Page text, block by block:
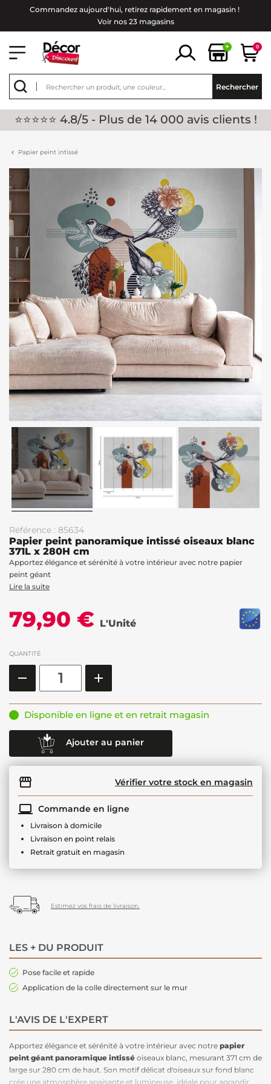
Commandez aujourd'hui, retirez rapidement en magasin !
Voir nos 23 magasins
+ 0
Rechercher
⭐⭐⭐⭐⭐ 4.8/5 - Plus de 14 000 avis clients !
Papier peint intissé
Référence : 85634
Papier peint panoramique intissé oiseaux blanc
371L x 280H cm
Apportez élégance et sérénité à votre intérieur avec notre papier
peint géant
Lire la suite
79,90 € L'Unité
QUANTITÉ
Disponible en ligne et en retrait magasin
Ajouter au panier
Vérifier votre stock en magasin
Commande en ligne
Livraison à domicile
Livraison en point relais
Retrait gratuit en magasin
Estimez vos frais de livraison.
LES + DU PRODUIT
Pose facile et rapide
Application de la colle directement sur le mur
L'AVIS DE L'EXPERT
Apportez élégance et sérénité à votre intérieur avec notre papier
peint géant panoramique intissé oiseaux blanc, mesurant 371 cm de
large sur 280 cm de haut. Son motif délicat d'oiseaux sur fond blanc
crée une atmosphère apaisante et lumineuse, idéale pour agrandir